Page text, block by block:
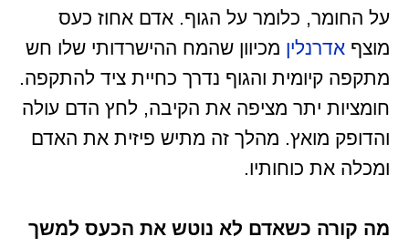
על החומר, כלומר על הגוף. אדם אחוז כעס
מוצף אדרנלין מכיוון שהמח ההישרדותי שלו חש
מתקפה קיומית והגוף נדרך כחיית ציד להתקפה.
חומציות יתר מציפה את הקיבה, לחץ הדם עולה
והדופק מואץ. מהלך זה מתיש פיזית את האדם
ומכלה את כוחותיו.
מה קורה כשאדם לא נוטש את הכעס למשך